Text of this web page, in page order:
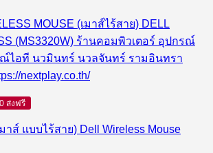
ส่งฟรี
าส์ แบบไร้สาย) Dell Wireless Mouse